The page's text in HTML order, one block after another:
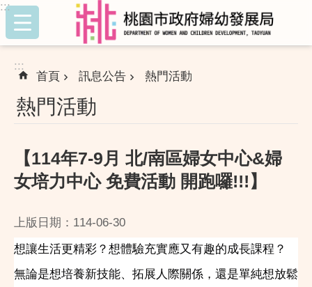
跳到主要內容區塊
:::
:::
首頁 訊息公告 熱門活動
熱門活動
【114年7-9月 北/南區婦女中心&婦
女培力中心 免費活動 開跑囉!!!】
上版日期：114-06-30
想讓生活更精彩？想體驗充實應又有趣的成長課程？
無論是想培養新技能、拓展人際關係，還是單純想放鬆